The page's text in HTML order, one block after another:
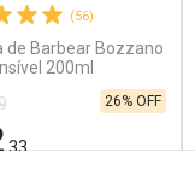
(56)
de Barbear Bozzano
200ml
,33
26% OFF